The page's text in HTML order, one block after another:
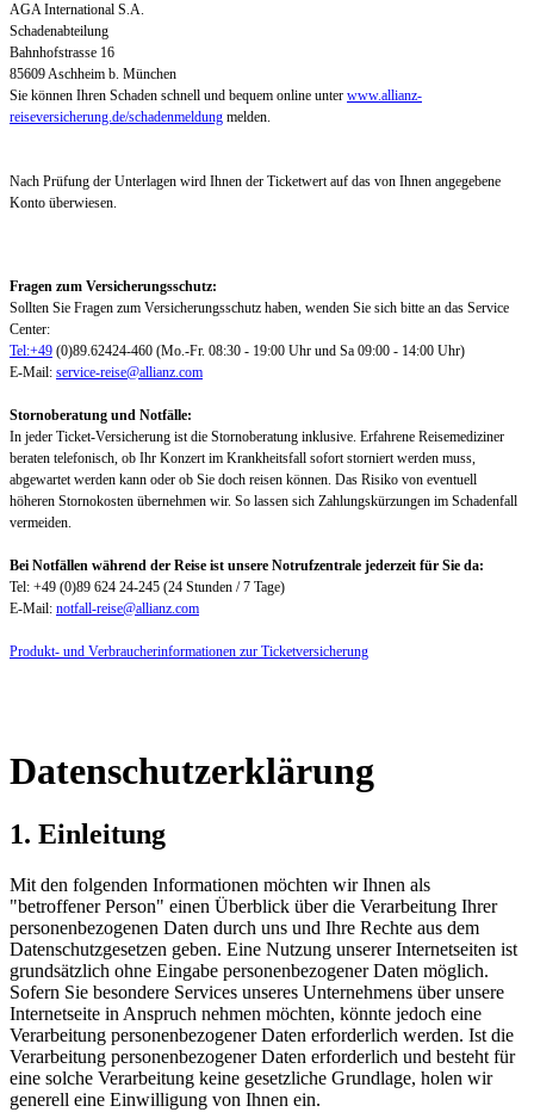
AGA International S.A.
Schadenabteilung
Bahnhofstrasse 16
85609 Aschheim b. München
Sie können Ihren Schaden schnell und bequem online unter www.allianz-
reiseversicherung.de/schadenmeldung melden.
Nach Prüfung der Unterlagen wird Ihnen der Ticketwert auf das von Ihnen angegebene
Konto überwiesen.
Fragen zum Versicherungsschutz:
Sollten Sie Fragen zum Versicherungsschutz haben, wenden Sie sich bitte an das Service
Center:
Tel:+49 (0)89.62424-460 (Mo.-Fr. 08:30 - 19:00 Uhr und Sa 09:00 - 14:00 Uhr)
E-Mail: service-reise@allianz.com
Stornoberatung und Notfälle:
In jeder Ticket-Versicherung ist die Stornoberatung inklusive. Erfahrene Reisemediziner
beraten telefonisch, ob Ihr Konzert im Krankheitsfall sofort storniert werden muss,
abgewartet werden kann oder ob Sie doch reisen können. Das Risiko von eventuell
höheren Stornokosten übernehmen wir. So lassen sich Zahlungskürzungen im Schadenfall
vermeiden.
Bei Notfällen während der Reise ist unsere Notrufzentrale jederzeit für Sie da:
Tel: +49 (0)89 624 24-245 (24 Stunden / 7 Tage)
E-Mail: notfall-reise@allianz.com
Produkt- und Verbraucherinformationen zur Ticketversicherung
Datenschutzerklärung
1. Einleitung
Mit den folgenden Informationen möchten wir Ihnen als
"betroffener Person" einen Überblick über die Verarbeitung Ihrer
personenbezogenen Daten durch uns und Ihre Rechte aus dem
Datenschutzgesetzen geben. Eine Nutzung unserer Internetseiten ist
grundsätzlich ohne Eingabe personenbezogener Daten möglich.
Sofern Sie besondere Services unseres Unternehmens über unsere
Internetseite in Anspruch nehmen möchten, könnte jedoch eine
Verarbeitung personenbezogener Daten erforderlich werden. Ist die
Verarbeitung personenbezogener Daten erforderlich und besteht für
eine solche Verarbeitung keine gesetzliche Grundlage, holen wir
generell eine Einwilligung von Ihnen ein.